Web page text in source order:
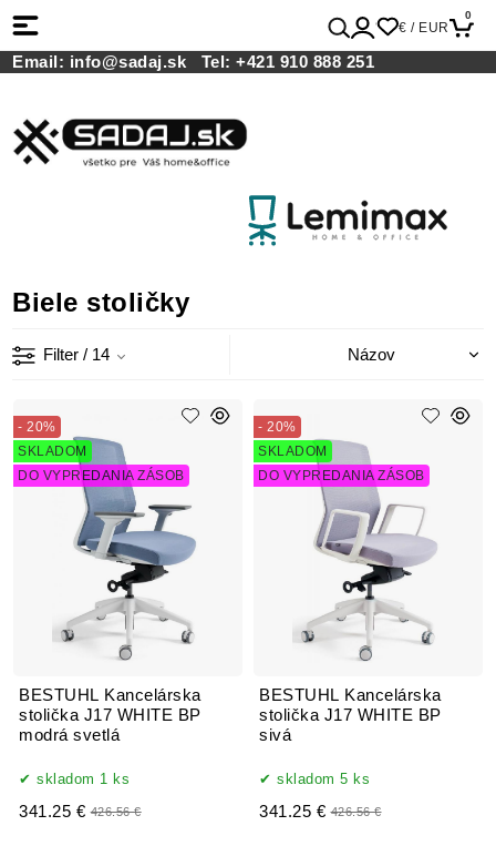
€ / EUR
0
Email: info@sadaj.sk Tel:+421 910 888 251
Biele stoličky
Filter / 14
BESTUHL Kancelárska
stolička J17 WHITE BP
modrá svetlá
- 20%
SKLADOM
DO VYPREDANIA ZÁSOB
skladom 1 ks
341.25 € 426.56 €
BESTUHL Kancelárska
stolička J17 WHITE BP
sivá
- 20%
SKLADOM
DO VYPREDANIA ZÁSOB
skladom 5 ks
341.25 € 426.56 €